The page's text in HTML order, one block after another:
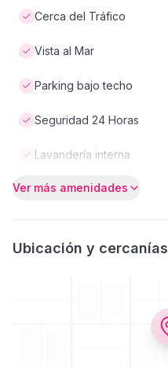
Cerca del Tráfico
Vista al Mar
Parking bajo techo
Seguridad 24 Horas
Lavandería interna
Ver más amenidades
Ubicación y cercanías